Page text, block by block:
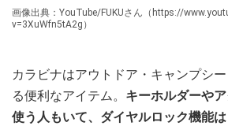
画像出典：YouTube/FUKUさん（https://
v=3XuWfn5tA2g）
カラビナはアウトドア・キャンプシ
る便利なアイテム。 キーホルダーや
使う人もいて、ダイヤルロック機能